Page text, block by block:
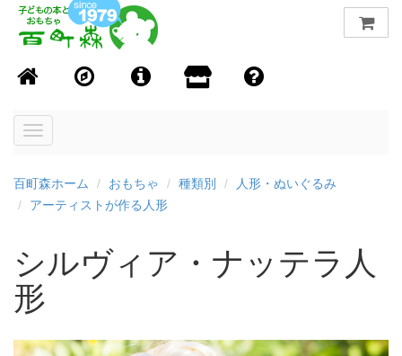
Toggle
百町森ホーム おもちゃ 種類別
人形・ぬいぐるみ
アーティストが作る人形
シルヴィア・ナッテラ人
形